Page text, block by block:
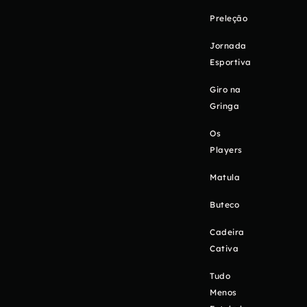
Preleção
Jornada
Esportiva
Giro na
Gringa
Os
Players
Matula
Buteco
Cadeira
Cativa
Tudo
Menos